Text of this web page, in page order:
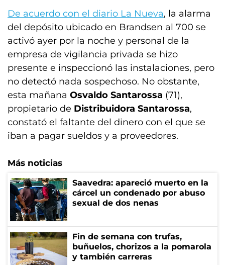
De acuerdo con el diario La Nueva, la alarma
del depósito ubicado en Brandsen al 700 se
activó ayer por la noche y personal de la
empresa de vigilancia privada se hizo
presente e inspeccionó las instalaciones, pero
no detectó nada sospechoso. No obstante,
esta mañana Osvaldo Santarossa (71),
propietario de Distribuidora Santarossa,
constató el faltante del dinero con el que se
iban a pagar sueldos y a proveedores.
Más noticias
Saavedra: apareció muerto en la
cárcel un condenado por abuso
sexual de dos nenas
Fin de semana con trufas,
buñuelos, chorizos a la pomarola
y también carreras